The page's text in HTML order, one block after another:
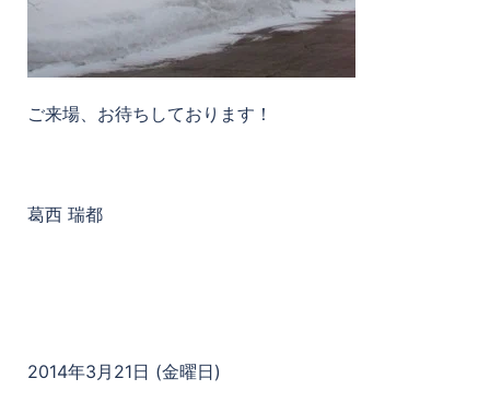
ご来場、お待ちしております！
葛西 瑞都
2014年3月21日 (金曜日)